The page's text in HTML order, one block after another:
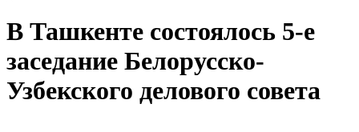
В Ташкенте состоялось 5-е
заседание Белорусско-
Узбекского делового совета